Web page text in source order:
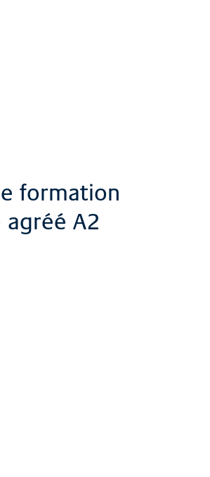
formation
A2